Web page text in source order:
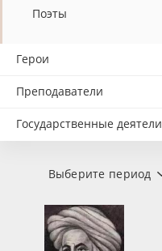
Поэты
Герои
Преподаватели
Государственные деятели
Выберите период